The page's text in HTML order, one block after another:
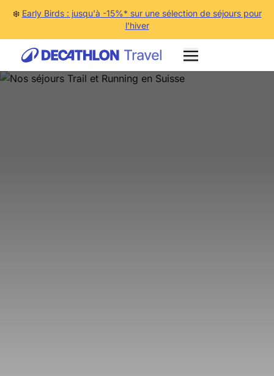
❄️ Early Birds : jusqu'à -15%* sur une sélection de séjours pour
l'hiver